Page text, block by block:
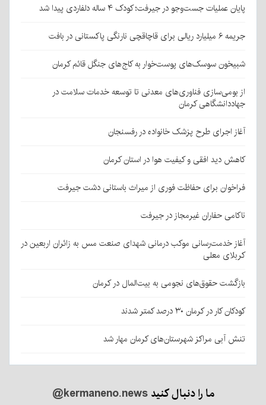
پایان عملیات جست‌وجو در جیرفت؛ کودک ۴ ساله دلفاردی پیدا شد
جریمه ۶ میلیارد ریالی برای قاچاقچی نارنگی پاکستانی در بافت
شبیخون سوسک‌های پوست‌خوار به کاج‌های جنگل قائم کرمان
از بومی‌سازی فناوری‌های معدنی تا توسعه خدمات سلامت در
جهاددانشگاهی کرمان
آغاز اجرای طرح پزشک خانواده در رفسنجان
کاهش دید افقی و کیفیت هوا در استان کرمان
فراخوان برای حفاظت فوری از میراث باستانی دشت جیرفت
ناکامی حفاران غیرمجاز در جیرفت
آغاز خدمت‌رسانی موکب درمانی شهدای صنعت مس به زائران اربعین در
کربلای معلی
بازگشت حقوق‌های نجومی به بیت‌المال در کرمان
کودکان کار در کرمان ۳۰ درصد کمتر شدند
تنش آبی مراکز شهرستان‌های کرمان مهار شد
ما را دنبال کنید@kermaneno.news